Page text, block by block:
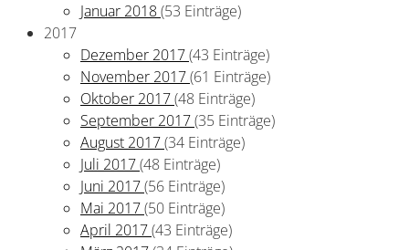
Januar 2018(53 Einträge)
2017
Dezember 2017(43 Einträge)
November 2017(61 Einträge)
Oktober 2017(48 Einträge)
September 2017(35 Einträge)
August 2017(34 Einträge)
Juli 2017(48 Einträge)
Juni 2017(56 Einträge)
Mai 2017(50 Einträge)
April 2017(43 Einträge)